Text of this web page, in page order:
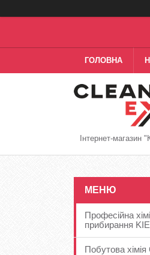
ГОЛОВНА
Інтернет-магазин
Професійна
прибирання
Побутова